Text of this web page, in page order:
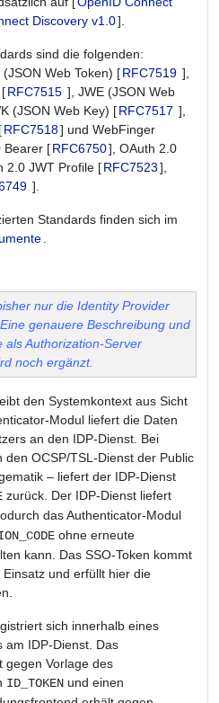
Discovery v1.0].
sind die folgenden:
Web Token) [RFC7519 ],
RFC7515 ], JWE (JSON Web
(JSON Web Key) [RFC7517 ],
RFC7518] und WebFinger
Bearer [RFC6750], OAuth 2.0
2.0 JWT Profile [RFC7523],
].
Standards finden sich im
nur die Identity Provider
genauere Beschreibung und
als Authorization-Server
noch ergänzt.
den Systemkontext aus Sicht
Modul liefert die Daten
an den IDP-Dienst. Bei
den OCSP/TSL-Dienst der Public
– liefert der IDP-Dienst
zurück. Der IDP-Dienst liefert
das Authenticator-Modul
ohne erneute
kann. Das SSO-Token kommt
und erfüllt hier die
sich innerhalb eines
am IDP-Dienst. Das
gegen Vorlage des
ID_TOKEN und einen